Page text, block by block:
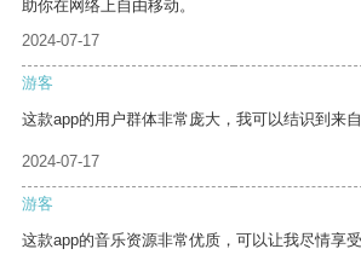
助你在网络上自由移动。
2024-07-17
游客
这款app的用户群体非常庞大，我可以结识到来
2024-07-17
游客
这款app的音乐资源非常优质，可以让我尽情享受